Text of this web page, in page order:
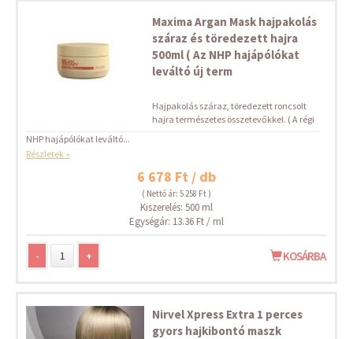
Maxima Argan Mask hajpakolás
száraz és töredezett hajra
500ml ( Az NHP hajápólókat
leváltó új term
Hajpakolás száraz, töredezett roncsolt
hajra természetes összetevőkkel. ( A régi
NHP hajápólókat leváltó...
Részletek »
6 678 Ft / db
( Nettó ár: 5 258 Ft )
Kiszerelés: 500 ml
Egységár: 13.36 Ft / ml
- + KOSÁRBA
Nirvel Xpress Extra 1 perces
gyors hajkibontó maszk